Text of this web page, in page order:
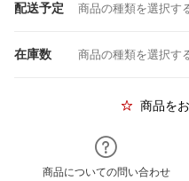
配送予定 商品の種類を選択す
在庫数 商品の種類を選択す
商品を
商品についての問い合わせ